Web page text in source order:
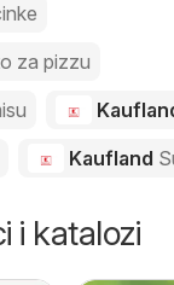
za pizzu
Kaufland
i katalozi